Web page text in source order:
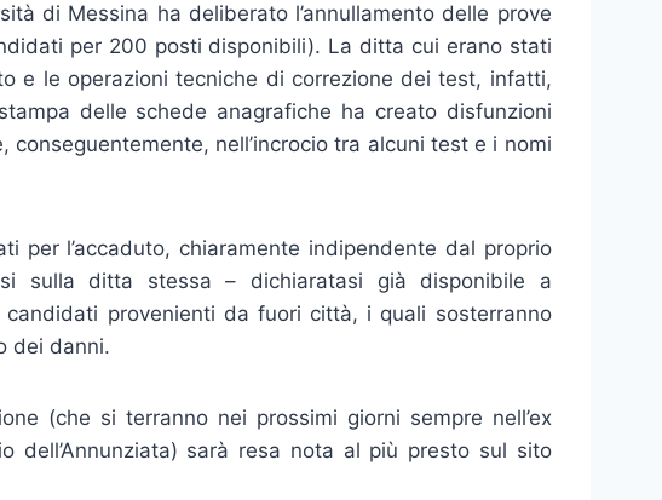
di Messina ha deliberato l’annullamento delle prove
per 200 posti disponibili). La ditta cui erano stati
e le operazioni tecniche di correzione dei test, infatti,
delle schede anagrafiche ha creato disfunzioni
nell’incrocio tra alcuni test e i nomi
per l’accaduto, chiaramente indipendente dal proprio
sulla ditta stessa – dichiaratasi già disponibile a
provenienti da fuori città, i quali sosterranno
dei danni.
(che si terranno nei prossimi giorni sempre nell’ex
dell’Annunziata) sarà resa nota al più presto sul sito